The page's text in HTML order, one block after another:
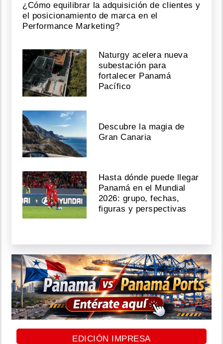
¿Cómo equilibrar la adquisición de clientes y
el posicionamiento de marca en el
Performance Marketing?
Naturgy acelera nueva
subestación para
fortalecer Panamá
Pacífico
Descubre la magia de
Gran Canaria
Hasta dónde puede llegar
Panamá en el Mundial
2026: grupo, fechas,
figuras y perspectivas
EDICIÓN IMPRESA